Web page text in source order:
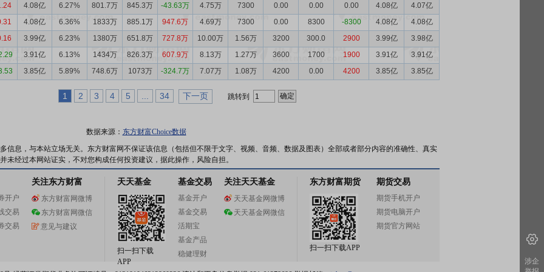
4.08亿 6.27% 801.7万 845.3万 -43.63万 4.75万 7300 0.00 0.00 0.00 4.08亿
4.07亿
4.08亿 6.36% 1833万 885.1万 947.6万 4.69万 7300 0.00 8300 -8300 4.08亿
4.08亿
3.99亿 6.23% 1380万 651.8万 727.8万 10.00万 1.56万 3200 300.0 2900 3.99亿
3.98亿
3.91亿 6.13% 1434万 826.3万 607.9万 8.13万 1.27万 3600 1700 1900 3.91亿
3.91亿
3.85亿 5.89% 748.6万 1073万 -324.7万 7.07万 1.08万 4200 0.00 4200 3.85亿 3.85亿
1 2 3 4 5 34 下一页 跳转到
数据来源： 东方财富Choice数据
信息，与本站立场无关。东方财富网不保证该信息（包括但不限于文字、视频、音频、数据及图表）全部或者部分内容的准确性、真实
未经过本网站证实，不对您构成任何投资建议，据此操作，风险自担。
开户
交易
交易
关注东方财富
东方财富网微博
东方财富网微信
意见与建议
天天基金
扫一扫下载
APP
基金交易
基金开户
基金交易
活期宝
基金产品
稳健理财
关注天天基金
天天基金网微博
天天基金网微信
东方财富期货
扫一扫下载APP
期货交易
期货手机开户
期货电脑开户
期货官方网站
涉企